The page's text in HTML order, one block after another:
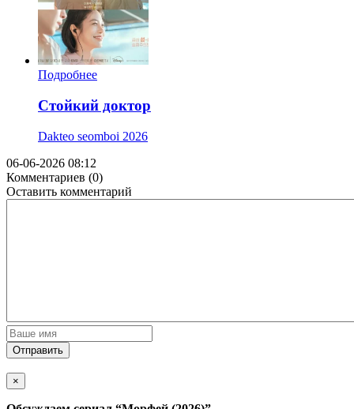
Подробнее
Стойкий доктор
Dakteo seomboi 2026
06-06-2026 08:12
Комментариев (0)
Оставить комментарий
Отправить
×